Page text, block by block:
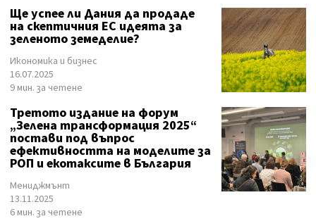
Ще успее ли Дания да продаде
на скептичния ЕС идеята за
зеленото земеделие?
Икономика и бизнес
16.07.2025
9 мин. за четене
Третото издание на форум
„Зелена трансформация 2025“
постави под въпрос
ефективността на моделите за
РОП и екотаксите в България
Мениджмънт
13.11.2025
6 мин. за четене